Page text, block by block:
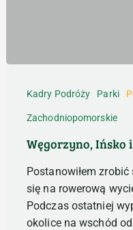
Ińsko
pobliskie
szlaki
Kadry Podróży Parki
Zachodniopomorskie
Węgorzyno, Ińsko
Postanowiłem
się na rowerową
Podczas ostatniej
okolice na wschód